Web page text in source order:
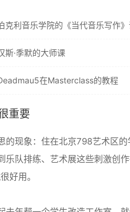
克利音乐学院的《当代音乐写作
斯·季默的大师课
在Masterclass的教程
重要
的现象：住在北京798艺术区
乐队排练、艺术展这些刺激
好用。